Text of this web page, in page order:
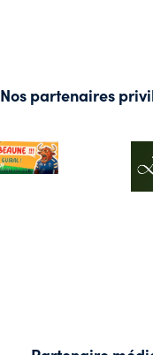
Nos partenaires